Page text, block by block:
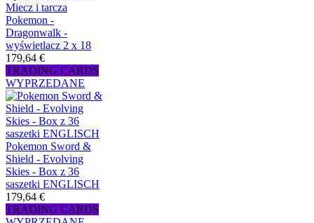
Miecz i tarcza
Pokemon -
Dragonwalk -
wyświetlacz 2 x 18
179,64 €
TRADING CARDS
WYPRZEDANE
Pokemon Sword &
Shield - Evolving
Skies - Box z 36
saszetki ENGLISCH
179,64 €
TRADING CARDS